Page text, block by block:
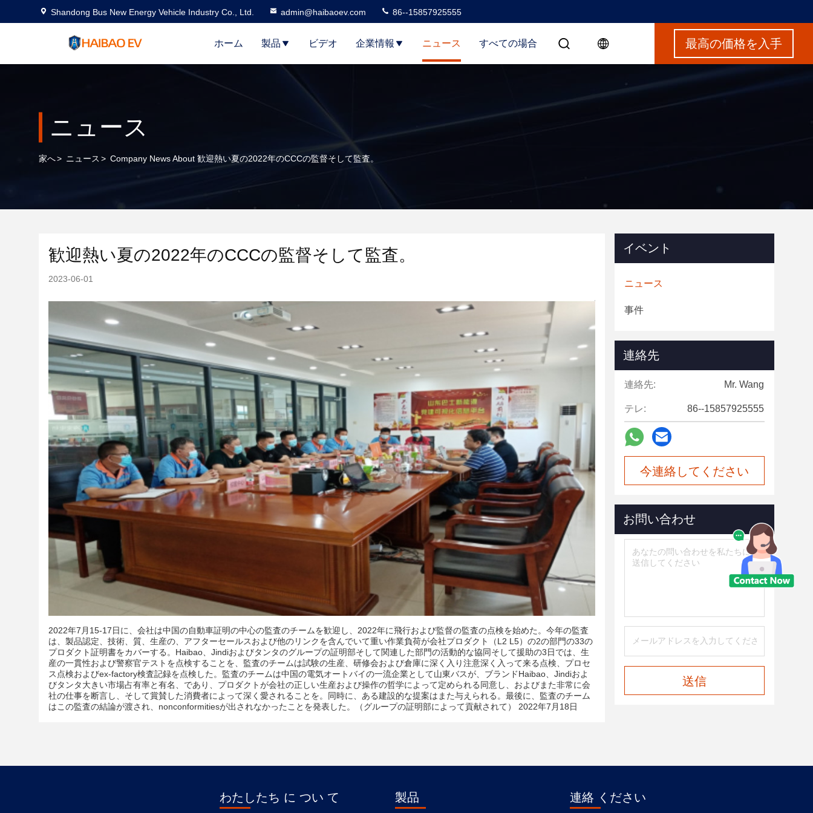
Shandong Bus New Energy Vehicle Industry Co., Ltd. admin@haibaoev.com 86--15857925555
ホーム 製品 ビデオ 企業情報 ニュース すべての場合 最高の価格を入手
ニュース
家へ> ニュース > Company News About 歓迎熱い夏の2022年のCCCの監督そして監査。
歓迎熱い夏の2022年のCCCの監督そして監査。
2023-06-01
2022年7月15-17日に、会社は中国の自動車証明の中心の監査のチームを歓迎し、2022年に飛行および監督の監査の点検を始めた。 今年の監査
は、製品認定、技術、質、生産の、アフターセールスおよび他のリンクを含んでいて重い作業負荷が会社プロダクト（L2 L5）の2の部門の33の
プロダクト証明書をカバーする。 Haibao、Jindiおよびタンタのグループの証明部そして関連した部門の活動的な協同そして援助の3日では、生
産の一貫性および警察官テストを点検することを、監査のチームは試験の生産、研修会および倉庫に深く入り注意深く入って来る点検、プロセ
ス点検およびex-factory検査記録を点検した。 監査のチームは中国の電気オートバイの一流企業として山東バスが、ブランドHaibao、Jindiおよ
びタンタ大きい市場占有率と有名、であり、プロダクトが会社の正しい生産および操作の哲学によって定められる同意し、およびまた非常に会
社の仕事を断言し、そして賞賛した消費者によって深く愛されることを。 同時に、ある建設的な提案はまた与えられる。 最後に、監査のチーム
はこの監査の結論が渡され、nonconformitiesが出されなかったことを発表した。
（グループの証明部によって貢献されて） 2022年7月18日
イベント
ニュース
事件
連絡先
連絡先: Mr. Wang
テレ: 86--15857925555
今連絡してください
お問い合わせ
送信
わたしたち に つい て 製品 連絡 ください